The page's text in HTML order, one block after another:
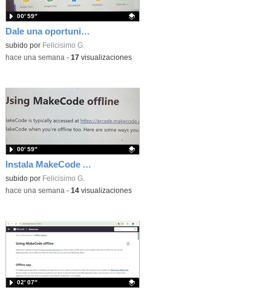
Dale una oportunidad a los Chromebooks y utiliza un proyector para realizar talleres si no tienes pantallas táctiles
Contenido educativo.
subido por Felicisimo G.
00′ 59″
-hace una semana - 17 visualizaciones
Instala MakeCode Arcade para trabajar offline en tu tablet, ordenador, Chromebook
Contenido educativo.
subido por Felicisimo G.
00′ 59″
-hace una semana - 14visualizaciones
02′ 07″